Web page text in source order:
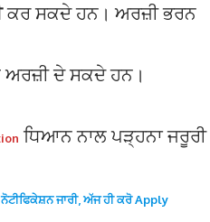
ਕਰ ਸਕਦੇ ਹਨ। ਅਰਜ਼ੀ ਭਰਨ
ਅਰਜ਼ੀ ਦੇ ਸਕਦੇ ਹਨ।
ਧਿਆਨ ਨਾਲ ਪੜ੍ਹਨਾ ਜਰੂਰੀ
ਜਾਰੀ, ਅੱਜ ਹੀ ਕਰੋ Apply